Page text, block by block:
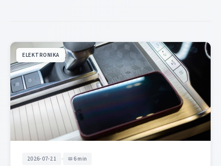
ELEKTRONIKA
2026-07-21 • 6 min